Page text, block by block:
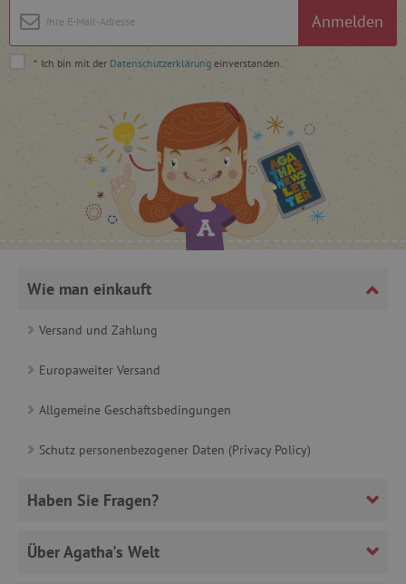
Anmelden
* Ich bin mit der Datenschutzerklärung einverstanden.
Wie man einkauft
Versand und Zahlung
Europaweiter Versand
Allgemeine Geschäftsbedingungen
Schutz personenbezogener Daten (Privacy Policy)
Haben Sie Fragen?
Über Agatha's Welt
product_filter_remember www.agathaswelt.de
_sp_ses.ab3e
www.agathaswelt.de
CookieScriptConsent
_sp_id.ab3e
featureFlagCheckoutExperimentVariant
www.agathaswelt.de